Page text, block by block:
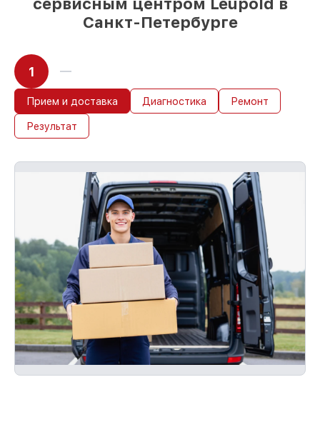
Санкт-Петербурге
1
Прием и доставка Диагностика Ремонт
Результат